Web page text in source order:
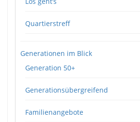
Quartierstreff
Generationen im Blick
Generation 50+
Generationsübergreifend
Familienangebote